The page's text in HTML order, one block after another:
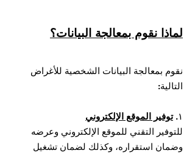
لماذا نقوم بمعالجة البيانات؟
نقوم بمعالجة البيانات الشخصية للأغراض
التالية:
١. توفير الموقع الإلكتروني
للتوفير التقني للموقع الإلكتروني وعرضه
وضمان استقراره، وكذلك لضمان تشغيل